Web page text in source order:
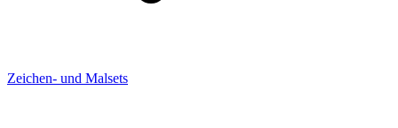
Zeichen- und Malsets